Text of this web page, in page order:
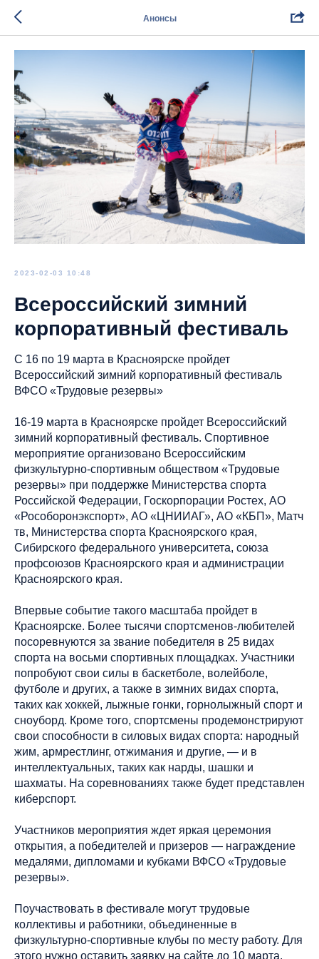
Анонсы
2023-02-03 10:48
Всероссийский зимний
корпоративный фестиваль
С 16 по 19 марта в Красноярске пройдет
Всероссийский зимний корпоративный фестиваль
ВФСО «Трудовые резервы»
16-19 марта в Красноярске пройдет Всероссийский
зимний корпоративный фестиваль. Спортивное
мероприятие организовано Всероссийским
физкультурно-спортивным обществом «Трудовые
резервы» при поддержке Министерства спорта
Российской Федерации, Госкорпорации Ростех, АО
«Рособоронэкспорт», АО «ЦНИИАГ», АО «КБП», Матч
тв, Министерства спорта Красноярского края,
Сибирского федерального университета, союза
профсоюзов Красноярского края и администрации
Красноярского края.
Впервые событие такого масштаба пройдет в
Красноярске. Более тысячи спортсменов-любителей
посоревнуются за звание победителя в 25 видах
спорта на восьми спортивных площадках. Участники
попробуют свои силы в баскетболе, волейболе,
футболе и других, а также в зимних видах спорта,
таких как хоккей, лыжные гонки, горнолыжный спорт и
сноуборд. Кроме того, спортсмены продемонстрируют
свои способности в силовых видах спорта: народный
жим, армрестлинг, отжимания и другие, — и в
интеллектуальных, таких как нарды, шашки и
шахматы. На соревнованиях также будет представлен
киберспорт.
Участников мероприятия ждет яркая церемония
открытия, а победителей и призеров — награждение
медалями, дипломами и кубками ВФСО «Трудовые
резервы».
Поучаствовать в фестивале могут трудовые
коллективы и работники, объединенные в
физкультурно-спортивные клубы по месту работу. Для
этого нужно оставить заявку на сайте до 10 марта.